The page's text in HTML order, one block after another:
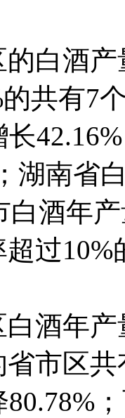
酒产
共有7
湖南省
白酒年
过
年产
市区